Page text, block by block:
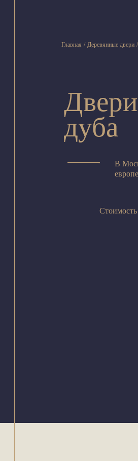
Главная / Деревянные двери /
дуба
В
Стоимость